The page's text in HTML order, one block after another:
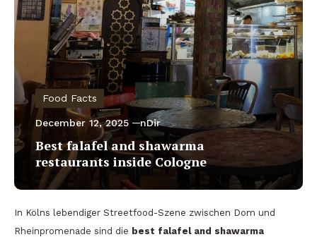
Food Facts
December 12, 2025 nDir
Best falafel and shawarma
restaurants inside Cologne
In Kölns lebendiger Streetfood-Szene zwischen Dom und
Rheinpromenade sind die best falafel and shawarma